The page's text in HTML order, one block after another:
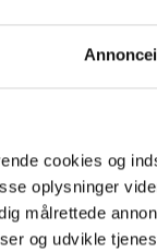
cookies og
oplysninger
målrettede
og udvikle
Jeg
øm
til